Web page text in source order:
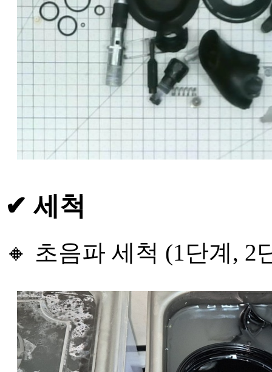
✔ 세척
🔸 초음파 세척 (1단계,